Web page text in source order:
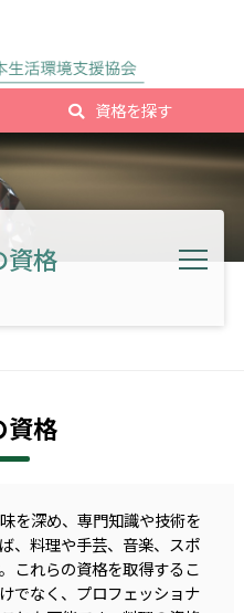
グ
資格を探す
資格
資格
を深め、専門知識や技術を
、料理や手芸、音楽、スポ
これらの資格を取得するこ
でなく、プロフェッショナ